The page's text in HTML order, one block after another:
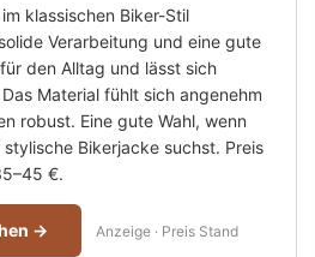
klassischen Biker-Stil
Verarbeitung und eine gute
den Alltag und lässt sich
Material fühlt sich angenehm
robust. Eine gute Wahl, wenn
Bikerjacke suchst. Preis
€.
→ Anzeige · Preis Stand